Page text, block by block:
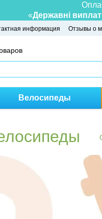
«Державні
информация Отзывы о
Велосипеды